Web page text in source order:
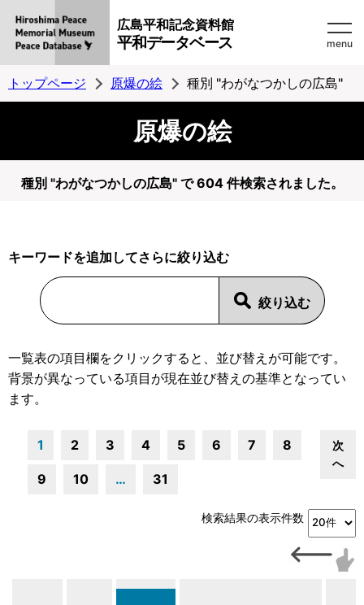
広島平和記念資料館
平和データベース menu
トップページ 原爆の絵 種別 "わがなつかしの広島"
原爆の絵
種別 "わがなつかしの広島" で 604 件検索されました。
キーワードを追加してさらに絞り込む
一覧表の項目欄をクリックすると、並び替えが可能です。
背景が異なっている項目が現在並び替えの基準となってい
ます。
1 2 3 4 5 6 7 8
9 10 … 31
次
へ
検索結果の表示件数